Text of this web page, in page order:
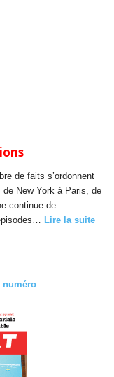
de faits s’ordonnent
New York à Paris, de
continue de
Lire la suite
numéro